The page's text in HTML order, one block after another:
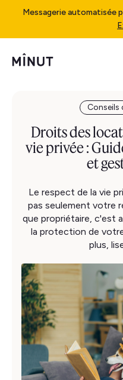
Messagerie automatisée
Conseils
Droits des
vie privée :
et
Le respect de la vie
pas seulement votre
que propriétaire, c'est
la protection de
plus,